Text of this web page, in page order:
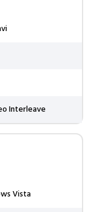
Interleave
Vista